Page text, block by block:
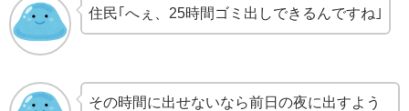
住民｢へぇ、25時間ゴミ出しできるんですね｣
その時間に出せないなら前日の夜に出すよう